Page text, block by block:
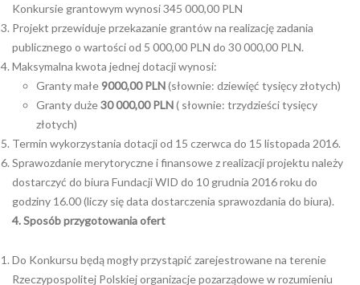
Konkursie grantowym wynosi 345 000,00 PLN
Projekt przewiduje przekazanie grantów na realizację zadania
publicznego o wartości od 5 000,00 PLN do 30 000,00 PLN.
Maksymalna kwota jednej dotacji wynosi:
Granty małe9000,00 PLN(słownie: dziewięć tysięcy złotych)
Granty duże30 000,00 PLN( słownie: trzydzieści tysięcy
złotych)
Termin wykorzystania dotacji od 15 czerwca do 15 listopada 2016.
Sprawozdanie merytoryczne i finansowe z realizacji projektu należy
dostarczyć do biura Fundacji WID do 10 grudnia 2016 roku do
godziny 16.00 (liczy się data dostarczenia sprawozdania do biura).
4. Sposób przygotowania ofert
Do Konkursu będą mogły przystąpić zarejestrowane na terenie
Rzeczypospolitej Polskiej organizacje pozarządowe w rozumieniu